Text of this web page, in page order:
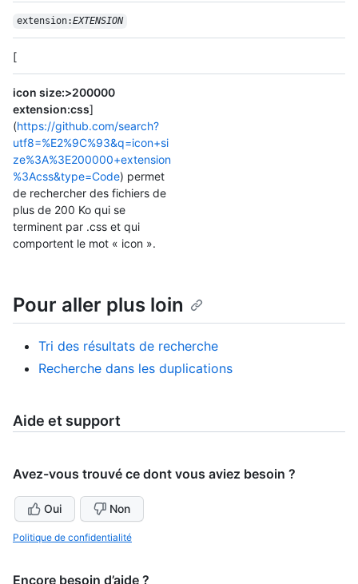
extension:EXTENSION
[
icon size:>200000
extension:css]
(https://github.com/search?
utf8=%E2%9C%93&q=icon+si
ze%3A%3E200000+extension
%3Acss&type=Code) permet
de rechercher des fichiers de
plus de 200 Ko qui se
terminent par .css et qui
comportent le mot « icon ».
Pour aller plus loin
Tri des résultats de recherche
Recherche dans les duplications
Aide et support
Avez-vous trouvé ce dont vous aviez besoin ?
Oui Non
Politique de confidentialité
Encore besoin d’aide ?